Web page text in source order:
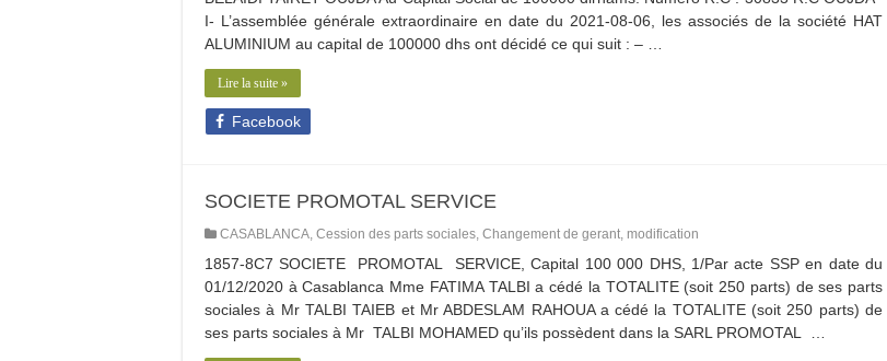
I- L’assemblée générale extraordinaire en date du 2021-08-06, les associés de la société HAT
ALUMINIUM au capital de 100000 dhs ont décidé ce qui suit : – …
Lire la suite »
Facebook
SOCIETE PROMOTAL SERVICE
CASABLANCA, Cession des parts sociales, Changement de gerant, modification
1857-8C7 SOCIETE PROMOTAL SERVICE, Capital 100 000 DHS, 1/Par acte SSP en date du
01/12/2020 à Casablanca Mme FATIMA TALBI a cédé la TOTALITE (soit 250 parts) de ses parts
sociales à Mr TALBI TAIEB et Mr ABDESLAM RAHOUA a cédé la TOTALITE (soit 250 parts) de
ses parts sociales à Mr TALBI MOHAMED qu’ils possèdent dans la SARL PROMOTAL …